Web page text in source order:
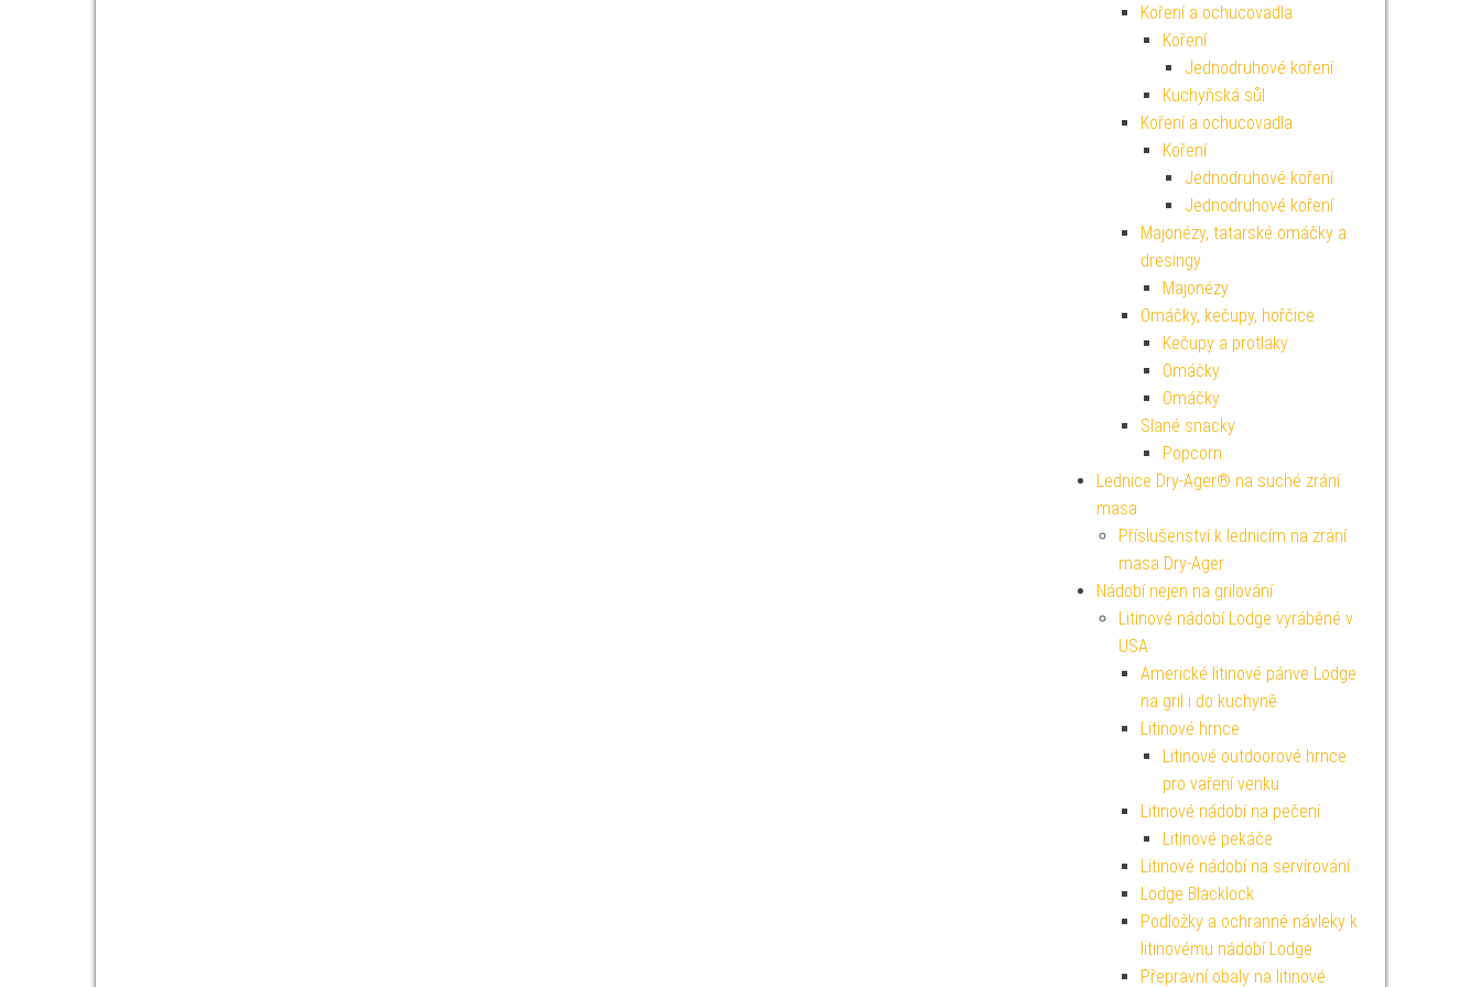
Koření a ochucovadla
Koření
Jednodruhové koření
Kuchyňská sůl
Koření a ochucovadla
Koření
Jednodruhové koření
Jednodruhové koření
Majonézy, tatarské omáčky a
dresingy
Majonézy
Omáčky, kečupy, hořčice
Kečupy a protlaky
Omáčky
Omáčky
Slané snacky
Popcorn
Lednice Dry-Ager® na suché zrání
masa
Příslušenství k lednicím na zrání
masa Dry-Ager
Nádobí nejen na grilování
Litinové nádobí Lodge vyráběné v
USA
Americké litinové pánve Lodge
na gril i do kuchyně
Litinové hrnce
Litinové outdoorové hrnce
pro vaření venku
Litinové nádobí na pečení
Litinové pekáče
Litinové nádobí na servírování
Lodge Blacklock
Podložky a ochranné návleky k
litinovému nádobí Lodge
Přepravní obaly na litinové